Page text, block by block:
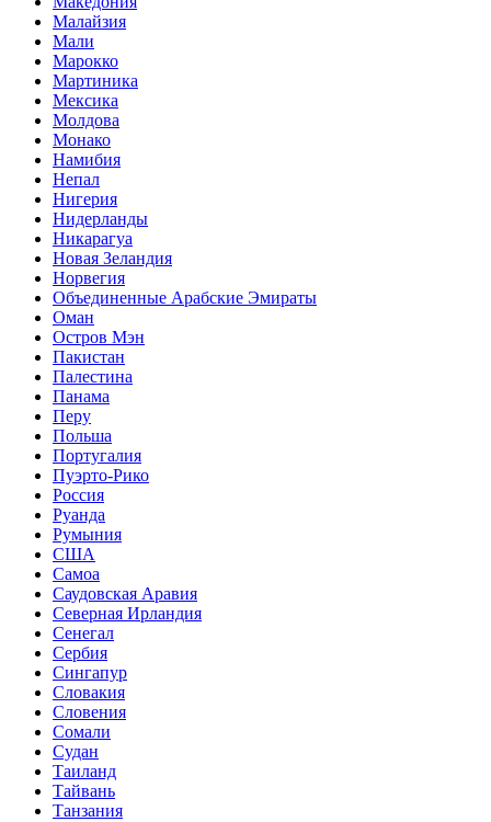
Малайзия
Мали
Марокко
Мартиника
Мексика
Молдова
Монако
Намибия
Непал
Нигерия
Нидерланды
Никарагуа
Новая Зеландия
Норвегия
Объединенные Арабские Эмираты
Оман
Остров Мэн
Пакистан
Палестина
Панама
Перу
Польша
Португалия
Пуэрто-Рико
Россия
Руанда
Румыния
США
Самоа
Саудовская Аравия
Северная Ирландия
Сенегал
Сербия
Сингапур
Словакия
Словения
Сомали
Судан
Таиланд
Тайвань
Танзания